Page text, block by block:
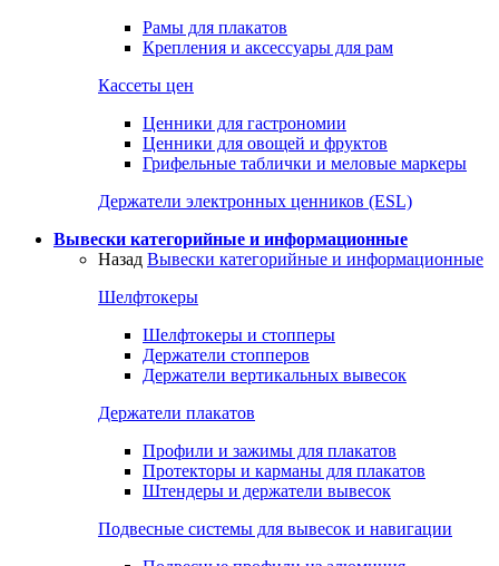
Рамы для плакатов
Крепления и аксессуары для рам
Кассеты цен
Ценники для гастрономии
Ценники для овощей и фруктов
Грифельные таблички и меловые маркеры
Держатели электронных ценников (ESL)
Вывески категорийные и информационные
Назад Вывески категорийные и информационные
Шелфтокеры
Шелфтокеры и стопперы
Держатели стопперов
Держатели вертикальных вывесок
Держатели плакатов
Профили и зажимы для плакатов
Протекторы и карманы для плакатов
Штендеры и держатели вывесок
Подвесные системы для вывесок и навигации